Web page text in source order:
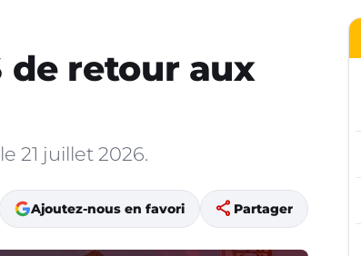
de retour aux
21 juillet 2026.
Ajoutez-nous en favori share Partager